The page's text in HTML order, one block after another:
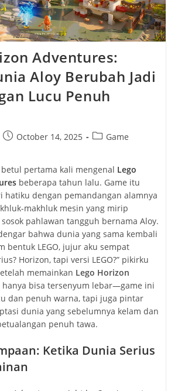
Adventures:
Aloy Berubah Jadi
Lucu Penuh
PostOctober 14, 2025
PostGame
pertama kali mengenal Lego
beberapa tahun lalu. Game itu
hatiku dengan pemandangan alamnya
makhluk mesin yang mirip
pahlawan tangguh bernama Aloy.
bahwa dunia yang sama kembali
bentuk LEGO, jujur aku sempat
Horizon, tapi versi LEGO?” pikirku
memainkan Lego Horizon
hanya bisa tersenyum lebar—game ini
dan penuh warna, tapi juga pintar
dunia yang sebelumnya kelam dan
penuh tawa.
Ketika Dunia Serius